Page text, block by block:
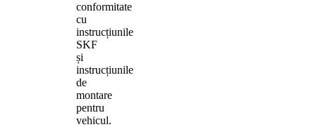
conformitate
cu
instrucțiunile
SKF
și
instrucțiunile
de
montare
pentru
vehicul.